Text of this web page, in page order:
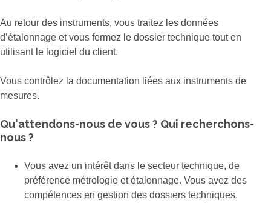
Au retour des instruments, vous traitez les données
d’étalonnage et vous fermez le dossier technique tout en
utilisant le logiciel du client.
Vous contrôlez la documentation liées aux instruments de
mesures.
Qu'attendons-nous de vous ? Qui recherchons-
nous ?
Vous avez un intérêt dans le secteur technique, de
préférence métrologie et étalonnage. Vous avez des
compétences en gestion des dossiers techniques.